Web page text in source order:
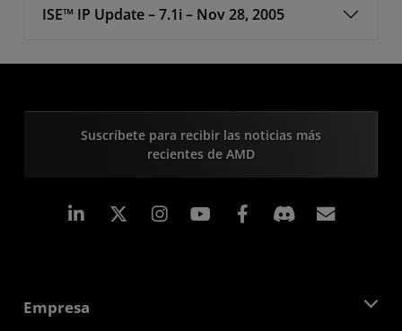
ISE™ IP Update – 7.1i – Nov 28, 2005
Suscríbete para recibir las noticias más
recientes de AMD
LinkedIn Instagram Facebook
Empresa